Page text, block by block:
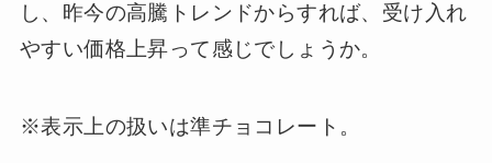
し、昨今の高騰トレンドからすれば、受け入れ
やすい価格上昇って感じでしょうか。
※表示上の扱いは準チョコレート。